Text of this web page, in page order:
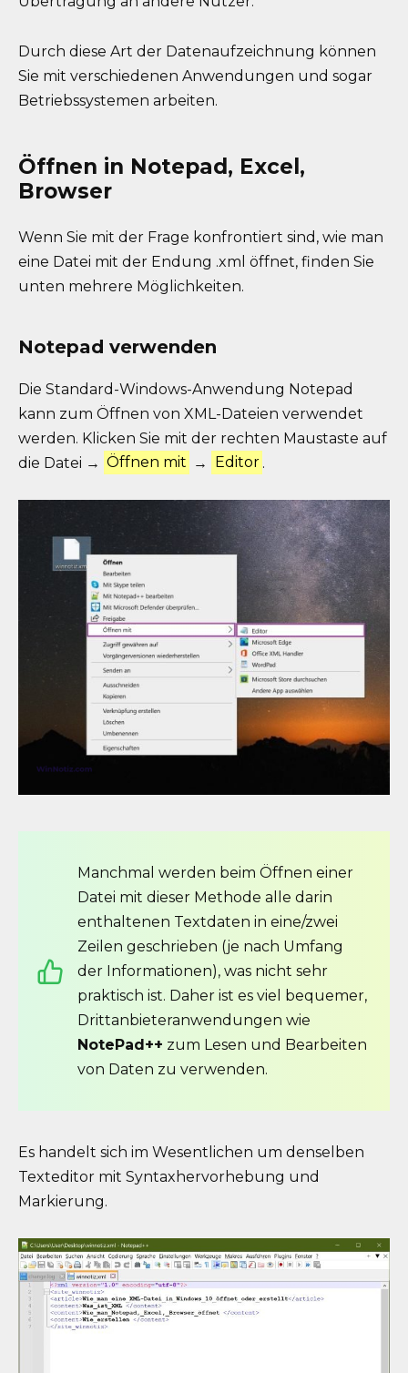
Durch diese Art der Datenaufzeichnung können
Sie mit verschiedenen Anwendungen und sogar
Betriebssystemen arbeiten.
Öffnen in Notepad, Excel,
Browser
Wenn Sie mit der Frage konfrontiert sind, wie man
eine Datei mit der Endung .xml öffnet, finden Sie
unten mehrere Möglichkeiten.
Notepad verwenden
Die Standard-Windows-Anwendung Notepad
kann zum Öffnen von XML-Dateien verwendet
werden. Klicken Sie mit der rechten Maustaste auf
die Datei → Öffnen mit → Editor .
Manchmal werden beim Öffnen einer
Datei mit dieser Methode alle darin
enthaltenen Textdaten in eine/zwei
Zeilen geschrieben (je nach Umfang
der Informationen), was nicht sehr
praktisch ist. Daher ist es viel bequemer,
Drittanbieteranwendungen wie
NotePad++ zum Lesen und Bearbeiten
von Daten zu verwenden.
Es handelt sich im Wesentlichen um denselben
Texteditor mit Syntaxhervorhebung und
Markierung.